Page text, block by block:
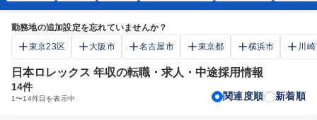
勤務地の追加設定を忘れていませんか？
東京23区
大阪市 名古屋市 東京都 横浜市 川
日本ロレックス 年収の転職・求人・中途採用情報
14件
1〜14件目を表示中 関連度順 新着順